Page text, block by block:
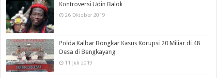
Kontroversi Udin Balok
26 Oktober 2019
Polda Kalbar Bongkar Kasus Korupsi 20 Miliar di 48
Desa di Bengkayang
11 Juli 2019